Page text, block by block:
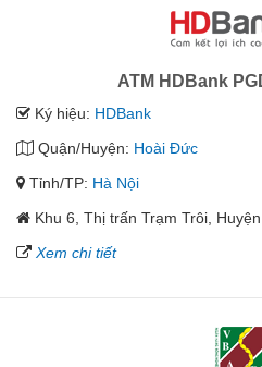
ATM HDBank
Ký hiệu: HDBank
Quận/Huyện: Hoài Đức
Tỉnh/TP: Hà Nội
Khu 6, Thị trấn Trạm Trôi,
Xem chi tiết